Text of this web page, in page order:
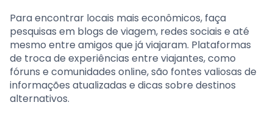
Para encontrar locais mais econômicos, faça
pesquisas em blogs de viagem, redes sociais e até
mesmo entre amigos que já viajaram. Plataformas
de troca de experiências entre viajantes, como
fóruns e comunidades online, são fontes valiosas de
informações atualizadas e dicas sobre destinos
alternativos.